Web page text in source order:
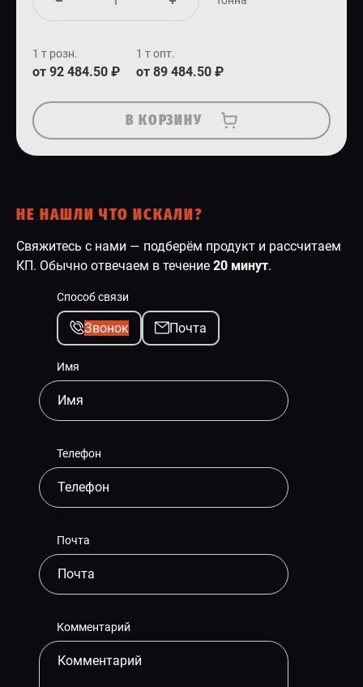
1 т розн.
от 92 484.50 ₽
1 т опт.
от 89 484.50 ₽
В КОРЗИНУ
НЕ НАШЛИ ЧТО ИСКАЛИ?
Свяжитесь с нами — подберём продукт и рассчитаем
КП. Обычно отвечаем в течение 20 минут.
Способ связи
Звонок Почта
Имя
Телефон
Почта
Комментарий